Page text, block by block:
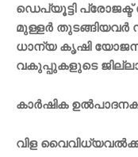
ഡെപ്യൂട്ടി
മുള്ളര്‍ തുടങ്ങിയവര്‍
ധാന്യ കൃഷി യോജന
വകുപ്പുകളുടെ
കാർഷിക
വിള